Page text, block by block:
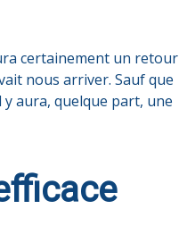
certainement un retour
nous arriver. Sauf que
aura, quelque part, une